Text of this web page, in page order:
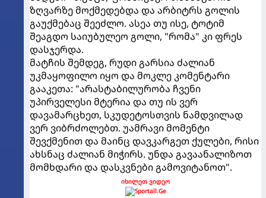
ზღვარზე მოქმედებდა და არბიტრს გოლის
გაუქმებაც შეეძლო. ასეა თუ ისე, ტოტიმ
შეაგდო საიუბულეო გოლი, "რომა" კი ფრეს
დასჯერდა.
მატჩის შემდეგ, რუდი გარსია ძალიან
უკმაყოფილო იყო და მოკლე კომენტარი
გააკეთა: "არასტაბილურობა ჩვენი
უპირველესი მტერია და თუ ის ვერ
დავამარცხეთ, სკუდეტოსთვის ნამდვილად
ვერ ვიბრძოლებთ. უამრავი მომენტი
შევქმენით და მაინც დავკარგეთ ქულები, რისი
ახსნაც ძალიან მიჭირს. უნდა გავაანალიზოთ
მომხდარი და დასკვნები გამოვიტანოთ".
იხილეთ ვიდეო